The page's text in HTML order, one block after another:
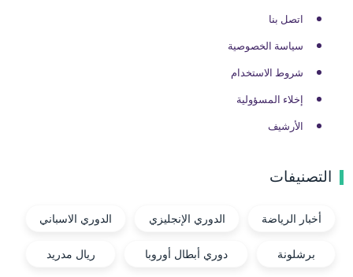
اتصل بنا
سياسة الخصوصية
شروط الاستخدام
إخلاء المسؤولية
الأرشيف
التصنيفات
أخبار الرياضة الدوري الإنجليزي الدوري الاسباني
برشلونة دوري أبطال أوروبا ريال مدريد